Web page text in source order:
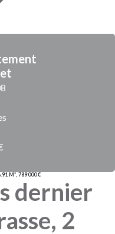
M², 789 000 €
dernier
2